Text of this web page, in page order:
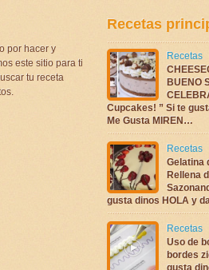
por hacer y
este sitio para ti
tu receta
Recetas
Recetas
BUENO
Cupcakes! ” Si te
Me Gusta MIREN…
Recetas
Gelatina
Rellena
gusta dinos HOLA y
Recetas
Uso de
bordes
gusta